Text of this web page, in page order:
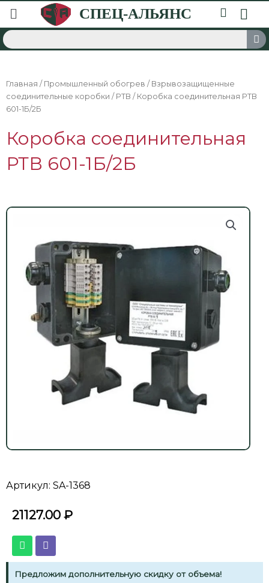
Главная / Промышленный обогрев / Взрывозащищенные
соединительные коробки / РТВ / Коробка соединительная РТВ
601-1Б/2Б
Коробка соединительная
РТВ 601-1Б/2Б
Артикул: SA-1368
21127.00 ₽
Предложим дополнительную скидку от объема!